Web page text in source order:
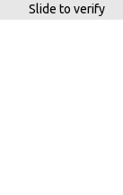
Slide to verify